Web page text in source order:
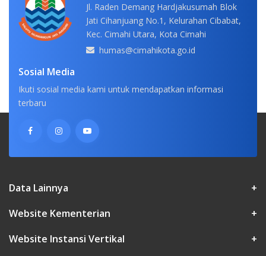
Jl. Raden Demang Hardjakusumah Blok
Jati Cihanjuang No.1, Kelurahan Cibabat,
Kec. Cimahi Utara, Kota Cimahi
humas@cimahikota.go.id
Sosial Media
Ikuti sosial media kami untuk mendapatkan informasi
terbaru
Data Lainnya
+
Website Kementerian
+
Website Instansi Vertikal
+